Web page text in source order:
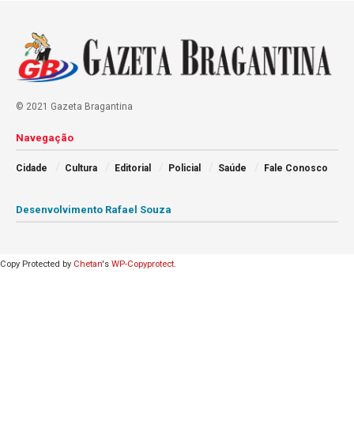
© 2021 Gazeta Bragantina
Navegação
Cidade Cultura Editorial Policial Saúde Fale Conosco
Desenvolvimento Rafael Souza
Copy Protected by Chetan's WP-Copyprotect.